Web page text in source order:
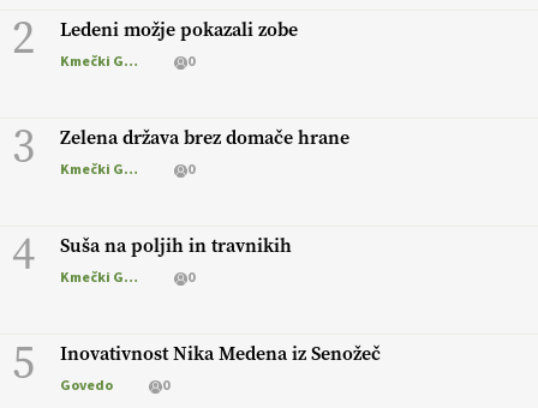
2 Ledeni možje pokazali zobe
Kmečki Glas 0
3 Zelena država brez domače hrane
Kmečki Glas 0
4 Suša na poljih in travnikih
Kmečki Glas 0
5 Inovativnost Nika Medena iz Senožeč
Govedo 0